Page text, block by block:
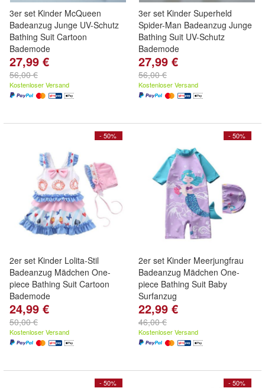
3er set Kinder McQueen
Badeanzug Junge UV-Schutz
Bathing Suit Cartoon
Bademode
27,99 €
56,00 €
Kostenloser Versand
3er set Kinder Superheld
Spider-Man Badeanzug Junge
Bathing Suit UV-Schutz
Bademode
27,99 €
56,00 €
Kostenloser Versand
- 50%
2er set Kinder Lolita-Stil
Badeanzug Mädchen One-
piece Bathing Suit Cartoon
Bademode
24,99 €
50,00 €
Kostenloser Versand
- 50%
2er set Kinder Meerjungfrau
Badeanzug Mädchen One-
piece Bathing Suit Baby
Surfanzug
22,99 €
46,00 €
Kostenloser Versand
- 50% - 50%